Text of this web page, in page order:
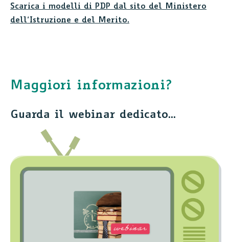
Scarica i modelli di PDP dal sito del Ministero
dell’Istruzione e del Merito.
Maggiori informazioni?
Guarda il webinar dedicato...